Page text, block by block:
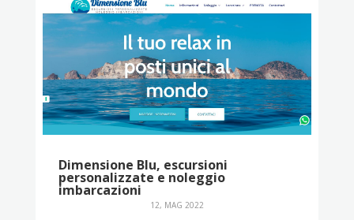
Dimensione Blu, escursioni
personalizzate e noleggio
imbarcazioni
12, MAG 2022